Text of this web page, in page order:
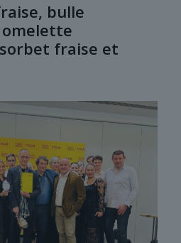
bulle
fraise et